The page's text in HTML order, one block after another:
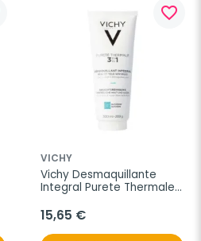
favorite_border
VICHY
Vichy Desmaquillante
Integral Purete Thermale
15,65 €